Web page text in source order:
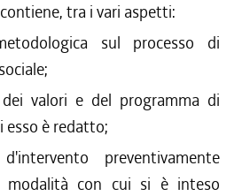
tra i vari aspetti:
sul processo di
dei valori e del programma di
esso è redatto;
preventivamente
modalità con cui si è inteso